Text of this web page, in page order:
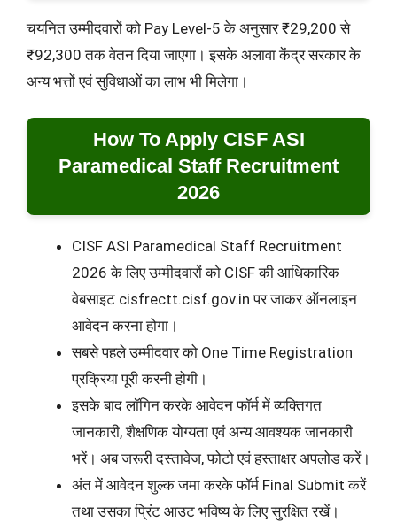
चयनित उम्मीदवारों को Pay Level-5 के अनुसार ₹29,200 से
₹92,300 तक वेतन दिया जाएगा। इसके अलावा केंद्र सरकार के
अन्य भत्तों एवं सुविधाओं का लाभ भी मिलेगा।
How To Apply CISF ASI
Paramedical Staff Recruitment
2026
CISF ASI Paramedical Staff Recruitment
2026 के लिए उम्मीदवारों को CISF की आधिकारिक
वेबसाइट cisfrectt.cisf.gov.in पर जाकर ऑनलाइन
आवेदन करना होगा।
सबसे पहले उम्मीदवार को One Time Registration
प्रक्रिया पूरी करनी होगी।
इसके बाद लॉगिन करके आवेदन फॉर्म में व्यक्तिगत
जानकारी, शैक्षणिक योग्यता एवं अन्य आवश्यक जानकारी
भरें। अब जरूरी दस्तावेज, फोटो एवं हस्ताक्षर अपलोड करें।
अंत में आवेदन शुल्क जमा करके फॉर्म Final Submit करें
तथा उसका प्रिंट आउट भविष्य के लिए सुरक्षित रखें।